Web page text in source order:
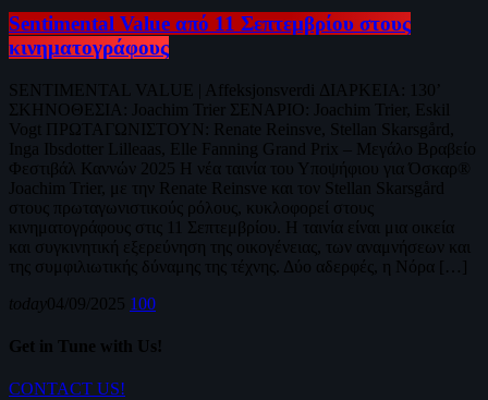
Sentimental Value από 11 Σεπτεμβρίου στους
κινηματογράφους
SENTIMENTAL VALUE | Affeksjonsverdi ΔΙΑΡΚΕΙΑ: 130’
ΣΚΗΝΟΘΕΣΙΑ: Joachim Trier ΣΕΝΑΡΙΟ: Joachim Trier, Eskil
Vogt ΠΡΩΤΑΓΩΝΙΣΤΟΥΝ: Renate Reinsve, Stellan Skarsgård,
Inga Ibsdotter Lilleaas, Elle Fanning Grand Prix – Μεγάλο Βραβείο
Φεστιβάλ Καννών 2025 Η νέα ταινία του Υποψήφιου για Όσκαρ®
Joachim Trier, με την Renate Reinsve και τον Stellan Skarsgård
στους πρωταγωνιστικούς ρόλους, κυκλοφορεί στους
κινηματογράφους στις 11 Σεπτεμβρίου. Η ταινία είναι μια οικεία
και συγκινητική εξερεύνηση της οικογένειας, των αναμνήσεων και
της συμφιλιωτικής δύναμης της τέχνης. Δύο αδερφές, η Νόρα […]
today04/09/2025 100
Get in Tune with Us!
CONTACT US!